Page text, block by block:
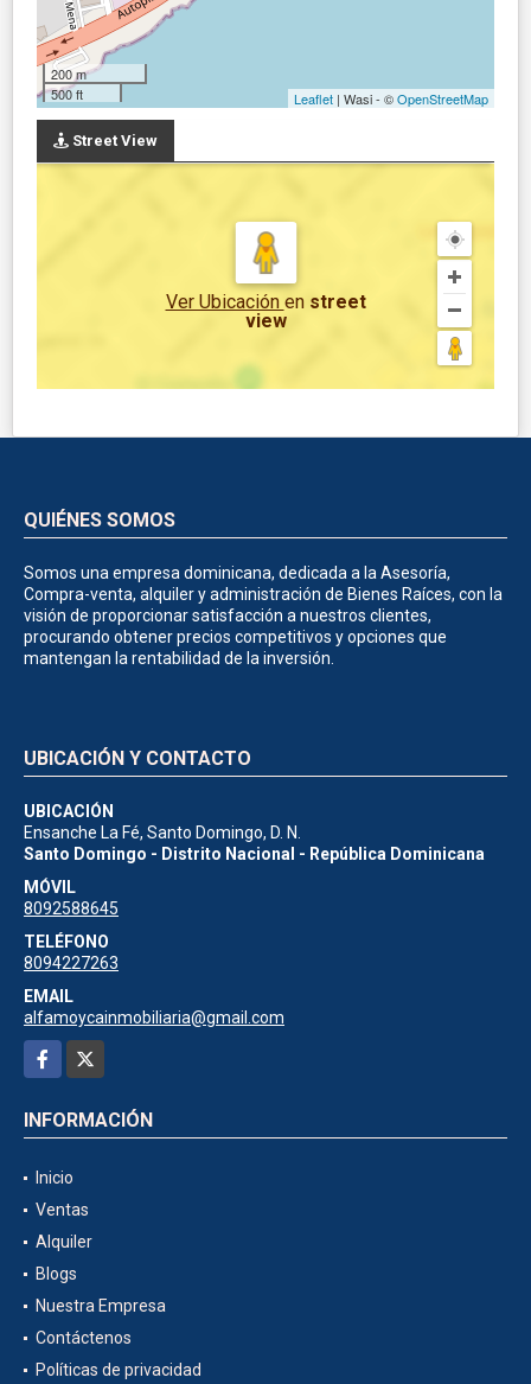
200 m
500 ft
Leaflet | Wasi - ©OpenStreetMap
Street View
Ver Ubicación en street
view
QUIÉNES SOMOS
Somos una empresa dominicana, dedicada a la Asesoría,
Compra-venta, alquiler y administración de Bienes Raíces, con la
visión de proporcionar satisfacción a nuestros clientes,
procurando obtener precios competitivos y opciones que
mantengan la rentabilidad de la inversión.
UBICACIÓN Y CONTACTO
UBICACIÓN
Ensanche La Fé, Santo Domingo, D. N.
Santo Domingo - Distrito Nacional - República Dominicana
MÓVIL
8092588645
TELÉFONO
8094227263
EMAIL
alfamoycainmobiliaria@gmail.com
Facebook
INFORMACIÓN
Inicio
Ventas
Alquiler
Blogs
Nuestra Empresa
Contáctenos
Políticas de privacidad